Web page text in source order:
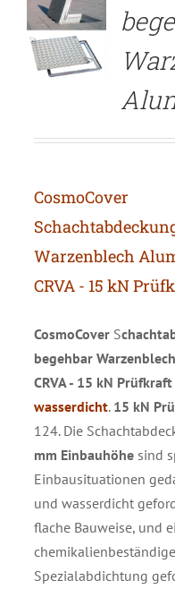
CosmoCover
Warzenblech
CRVA - 15 kN
CosmoCover S
begehbar
CRVA- 15 kN Prüfkraft
wasserdicht. 15 kN
124. Die
mm Einbauhöhesind
Einbausituationen
und wasserdicht
flache Bauweise, und
chemikalienbeständige
Spezialabdichtung